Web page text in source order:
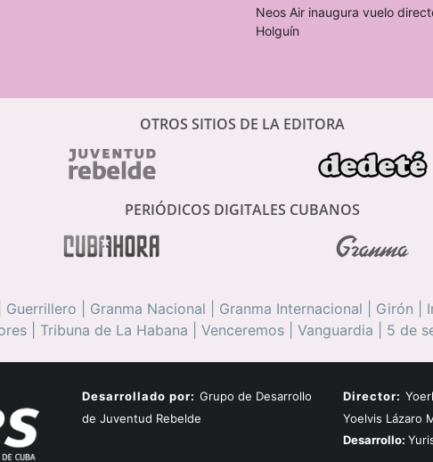
Neos Air inaugura vuelo
Holguín
OTROS SITIOS DE LA EDITORA
PERIÓDICOS DIGITALES CUBANOS
Guerrillero Granma Nacional Granma Internacional Girón
| Tribuna de La Habana Venceremos| Vanguardia 5 de
Desarrollado por: Grupo de Desarrollo
de Juventud Rebelde
Director:
Yoelvis Lázaro
Desarrollo: